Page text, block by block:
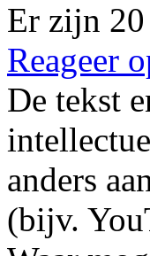
Er zijn 20
Reageer
De tekst
anders
(bijv.